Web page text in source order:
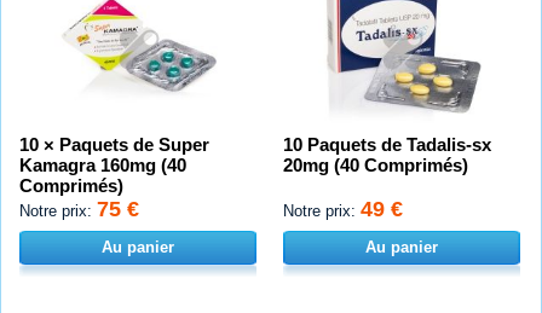
10 × Paquets de Super
Kamagra 160mg (40
Comprimés)
Notre prix: 75 €
Au panier
10 Paquets de Tadalis-sx
20mg (40 Comprimés)
Notre prix: 49 €
Au panier